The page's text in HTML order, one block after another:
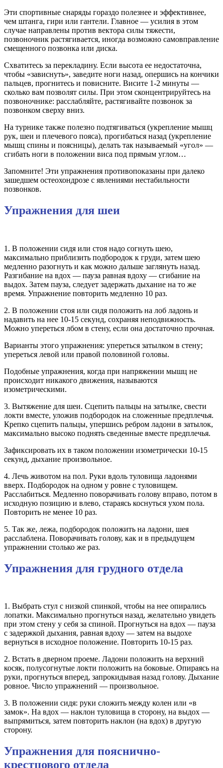
Эти спортивные снаряды гораздо полезнее и эффективнее,
чем штанга, гири или гантели. Главное — усилия в этом
случае направлены против вектора силы тяжести,
позвоночник растягивается, иногда возможно самовправление
смещенного позвонка или диска.
Схватитесь за перекладину. Если высота ее недостаточна,
чтобы «зависнуть», заведите ноги назад, опершись на кончики
пальцев, прогнитесь и повисните. Висите 1-2 минуты —
сколько вам позволят силы. При этом сконцентрируйтесь на
позвоночнике: расслабляйте, растягивайте позвонок за
позвонком сверху вниз.
На турнике также полезно подтягиваться (укрепление мышц
рук, шеи и плечевого пояса), прогибаться назад (укрепление
мышц спины и поясницы), делать так называемый «угол» —
сгибать ноги в положении виса под прямым углом…
Запомните! Эти упражнения противопоказаны при далеко
зашедшем остеохондрозе с явлениями нестабильности
позвонков.
Упражнения для шеи
1. В положении сидя или стоя надо согнуть шею,
максимально приблизить подбородок к груди, затем шею
медленно разогнуть и как можно дальше заглянуть назад.
Разгибание на вдох — пауза равная вдоху — сгибание на
выдох. Затем пауза, следует задержать дыхание на то же
время. Упражнение повторить медленно 10 раз.
2. В положении стоя или сидя положить на лоб ладонь и
надавить на нее 10-15 секунд, сохраняя неподвижность.
Можно упереться лбом в стену, если она достаточно прочная.
Варианты этого упражнения: упереться затылком в стену;
упереться левой или правой половиной головы.
Подобные упражнения, когда при напряжении мышц не
происходит никакого движения, называются
изометрическими.
3. Вытяжение для шеи. Сцепить пальцы на затылке, свести
локти вместе, уложив подбородок на сложенные предплечья.
Крепко сцепить пальцы, упершись ребром ладони в затылок,
максимально высоко поднять сведенные вместе предплечья.
Зафиксировать их в таком положении изометрически 10-15
секунд, дыхание произвольное.
4. Лечь животом на пол. Руки вдоль туловища ладонями
вверх. Подбородок на одном у ровне с туловищем.
Расслабиться. Медленно поворачивать голову вправо, потом в
исходную позицию и влево, стараясь коснуться ухом пола.
Повторить не менее 10 раз.
5. Так же, лежа, подбородок положить на ладони, шея
расслаблена. Поворачивать голову, как и в предыдущем
упражнении столько же раз.
Упражнения для грудного отдела
1. Выбрать стул с низкой спинкой, чтобы на нее опирались
лопатки. Максимально прогнуться назад, желательно увидеть
при этом стену у себя за спиной. Прогнуться на вдох — пауза
с задержкой дыхания, равная вдоху — затем на выдохе
вернуться в исходное положение. Повторить 10-15 раз.
2. Встать в дверном проеме. Ладони положить на верхний
косяк, полусогнутые локти положить на боковые. Опираясь на
руки, прогнуться вперед, запрокидывая назад голову. Дыхание
ровное. Число упражнений — произвольное.
3. В положении сидя: руки сложить между колен или «в
замок». На вдох — наклон туловища в сторону, на выдох —
выпрямиться, затем повторить наклон (на вдох) в другую
сторону.
Упражнения для пояснично-
крестцового отдела